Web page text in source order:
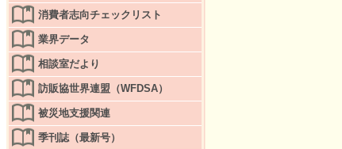
消費者志向チェックリスト
業界データ
相談室だより
訪販協世界連盟（WFDSA）
被災地支援関連
季刊誌（最新号）